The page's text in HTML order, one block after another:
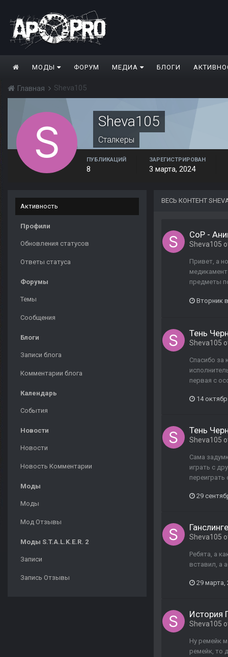
МОДЫ ФОРУМ МЕДИА БЛОГИ
Главная Sheva105
Sheva105
Сталкеры
ПУБЛИКАЦИЙ
8
ЗАРЕГИСТРИРОВАН
3 марта, 2024
Активность
Профили
Обновления статусов
Ответы статуса
Форумы
Темы
Сообщения
Блоги
Записи блога
Комментарии блога
Календарь
События
Новости
Новости
Новость Комментарии
Моды
Моды
Мод Отзывы
Моды S.T.A.L.K.E.R. 2
Записи
Запись Отзывы
ВЕСЬ КОНТЕНТ
CoP -
Sheva105
Привет, а
предметы
Вторник
Тень
Sheva105
Спасибо за
первая с
14
Тень
Sheva105
Сама
играть с
переиграть
29
Sheva105
Ребята, а
вставил, а
29 марта,
История
Sheva105
Ну ремейк
ремейк, то